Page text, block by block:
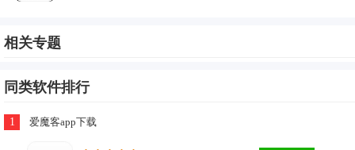
1、细节体验升级
3、优化用户操作体验
相关专题
同类软件排行
1 爱魔客app下载